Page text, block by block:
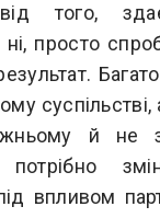
того,
просто
й не
впливом